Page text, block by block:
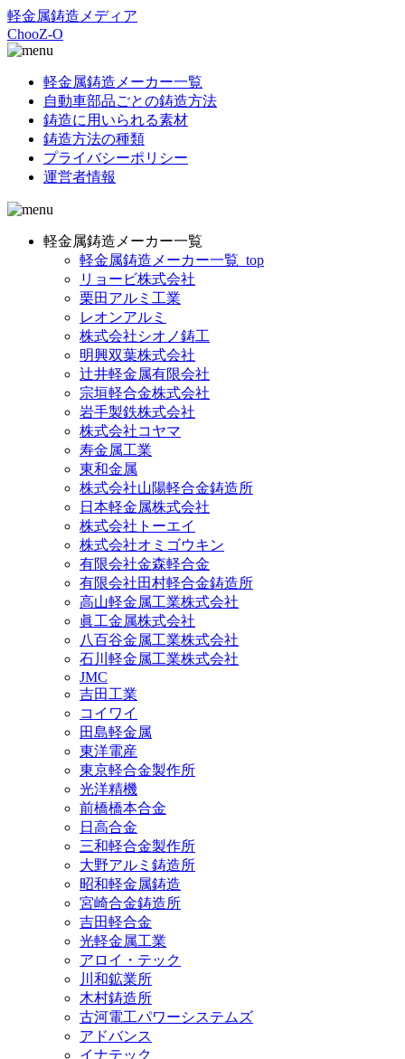
軽金属鋳造メディア
ChooZ-O
軽金属鋳造メーカー一覧
自動車部品ごとの鋳造方法
鋳造に用いられる素材
鋳造方法の種類
プライバシーポリシー
運営者情報
軽金属鋳造メーカー一覧
軽金属鋳造メーカー一覧_top
リョービ株式会社
栗田アルミ工業
レオンアルミ
株式会社シオノ鋳工
明興双葉株式会社
辻井軽金属有限会社
宗垣軽合金株式会社
岩手製鉄株式会社
株式会社コヤマ
寿金属工業
東和金属
株式会社山陽軽合金鋳造所
日本軽金属株式会社
株式会社トーエイ
株式会社オミゴウキン
有限会社金森軽合金
有限会社田村軽合金鋳造所
高山軽金属工業株式会社
眞工金属株式会社
八百谷金属工業株式会社
石川軽金属工業株式会社
JMC
吉田工業
コイワイ
田島軽金属
東洋電産
東京軽合金製作所
光洋精機
前橋橋本合金
日高合金
三和軽合金製作所
大野アルミ鋳造所
昭和軽金属鋳造
宮崎合金鋳造所
吉田軽合金
光軽金属工業
アロイ・テック
川和鉱業所
木村鋳造所
古河電工パワーシステムズ
アドバンス
イナテック